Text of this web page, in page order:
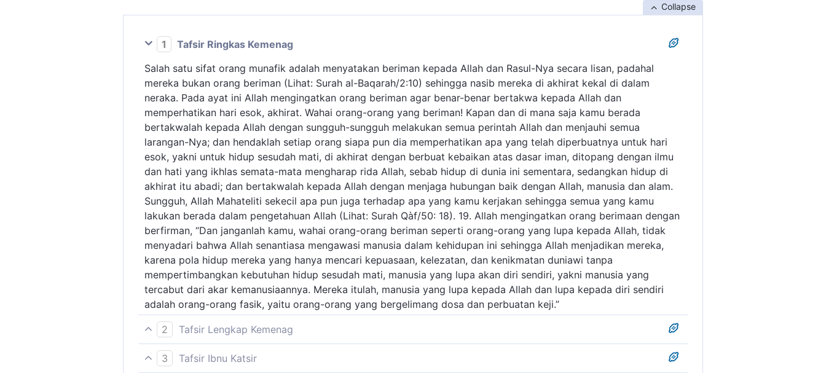
Collapse
1
Tafsir Ringkas Kemenag
Salah satu sifat orang munafik adalah menyatakan beriman kepada Allah dan Rasul-Nya secara lisan, padahal
mereka bukan orang beriman (Lihat: Surah al-Baqarah/2:10) sehingga nasib mereka di akhirat kekal di dalam
neraka. Pada ayat ini Allah mengingatkan orang beriman agar benar-benar bertakwa kepada Allah dan
memperhatikan hari esok, akhirat. Wahai orang-orang yang beriman! Kapan dan di mana saja kamu berada
bertakwalah kepada Allah dengan sungguh-sungguh melakukan semua perintah Allah dan menjauhi semua
larangan-Nya; dan hendaklah setiap orang siapa pun dia memperhatikan apa yang telah diperbuatnya untuk hari
esok, yakni untuk hidup sesudah mati, di akhirat dengan berbuat kebaikan atas dasar iman, ditopang dengan ilmu
dan hati yang ikhlas semata-mata mengharap rida Allah, sebab hidup di dunia ini sementara, sedangkan hidup di
akhirat itu abadi; dan bertakwalah kepada Allah dengan menjaga hubungan baik dengan Allah, manusia dan alam.
Sungguh, Allah Mahateliti sekecil apa pun juga terhadap apa yang kamu kerjakan sehingga semua yang kamu
lakukan berada dalam pengetahuan Allah (Lihat: Surah Qàf/50: 18). 19. Allah mengingatkan orang berimaan dengan
berfirman, “Dan janganlah kamu, wahai orang-orang beriman seperti orang-orang yang lupa kepada Allah, tidak
menyadari bahwa Allah senantiasa mengawasi manusia dalam kehidupan ini sehingga Allah menjadikan mereka,
karena pola hidup mereka yang hanya mencari kepuasaan, kelezatan, dan kenikmatan duniawi tanpa
mempertimbangkan kebutuhan hidup sesudah mati, manusia yang lupa akan diri sendiri, yakni manusia yang
tercabut dari akar kemanusiaannya. Mereka itulah, manusia yang lupa kepada Allah dan lupa kepada diri sendiri
adalah orang-orang fasik, yaitu orang-orang yang bergelimang dosa dan perbuatan keji.”
2
Tafsir Lengkap Kemenag
Kepada orang-orang yang beriman diperintahkan agar bertakwa kepada Allah, dengan melaksanakan perintah-
perintah dan menjauhi larangan-larangan-Nya. Termasuk melaksanakan perintah Allah ialah memurnikan ketaatan
3
Tafsir Ibnu Katsir